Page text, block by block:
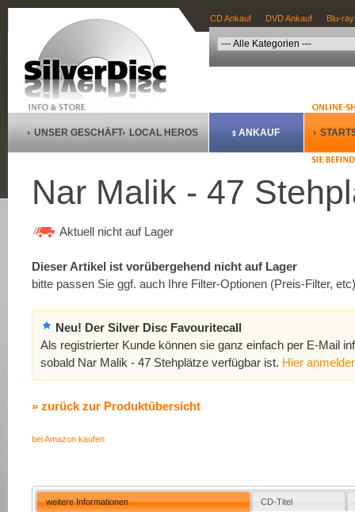
CD Ankauf DVD Ankauf Blu-
UNSER GESCHÄFT LOCAL HEROS ANKAUF
Nar Malik - 47
Aktuell nicht auf Lager
Dieser Artikel ist vorübergehend nicht auf Lager
bitte passen Sie ggf. auch Ihre Filter-Optionen (Preis-Filter,
Neu! Der Silver Disc Favouritecall
Als registrierter Kunde können sie ganz einfach per E-Mail
sobald Nar Malik - 47 Stehplätze verfügbar ist. Hier
» zurück zur Produktübersicht
bei Amazon kaufen
weitere Informationen CD-Titel